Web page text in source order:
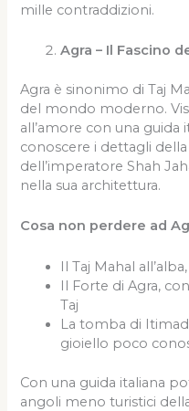
mille contraddizioni.
Agra – Il Fascino
Agra è sinonimo di Taj
del mondo moderno.
all’amore con una
conoscere i dettagli
dell’imperatore Shah
nella sua architettura.
Cosa non perdere ad
Il Taj Mahal
Il Forte di Agra,
Taj
La tomba di
gioiello poco
Con una guida italiana
angoli meno turistici